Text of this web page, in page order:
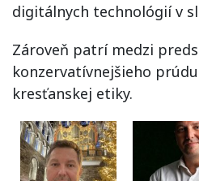
digitálnych technológií v
Zároveň patrí medzi
konzervatívnejšieho
kresťanskej etiky.